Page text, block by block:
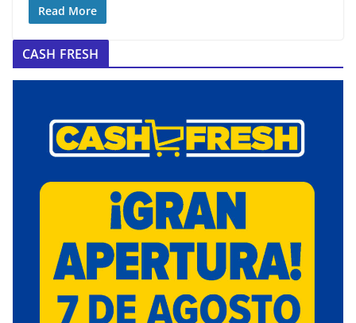
Read More
CASH FRESH